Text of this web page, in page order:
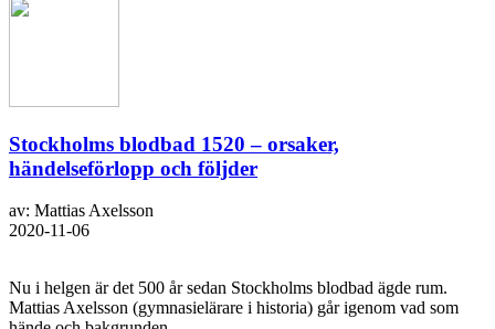
Stockholms blodbad 1520 – orsaker,
händelseförlopp och följder
av: Mattias Axelsson
2020-11-06
Nu i helgen är det 500 år sedan Stockholms blodbad ägde rum.
Mattias Axelsson (gymnasielärare i historia) går igenom vad som